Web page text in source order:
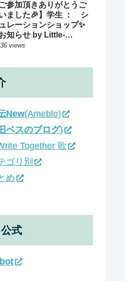
ご参加頂きありがとうご
ました🎉】学生 ： シ
レーションショップ✨
知らせ by Little-
views
New(Ameblo)
旧ベスのブログ)
Together 歌
ゴリ別
め
式